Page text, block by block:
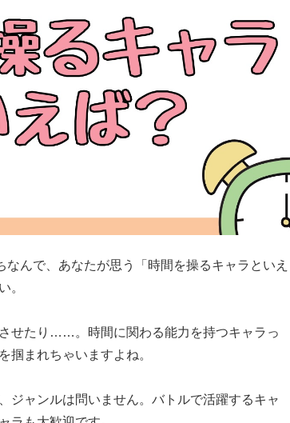
んで、あなたが思う「時間を操るキャラといえ
。
せたり……。時間に関わる能力を持つキャラっ
掴まれちゃいますよね。
ジャンルは問いません。バトルで活躍するキャ